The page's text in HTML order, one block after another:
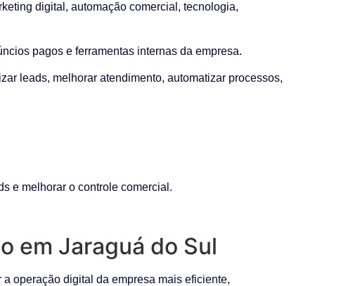
digital, automação comercial, tecnologia,
pagos e ferramentas internas da empresa.
leads, melhorar atendimento, automatizar processos,
e melhorar o controle comercial.
em Jaraguá do Sul
operação digital da empresa mais eficiente,